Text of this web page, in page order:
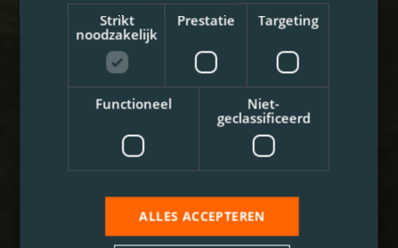
Strikt
noodzakelijk
Prestatie Targeting
Functioneel
Niet-
geclassificeerd
ALLES ACCEPTEREN